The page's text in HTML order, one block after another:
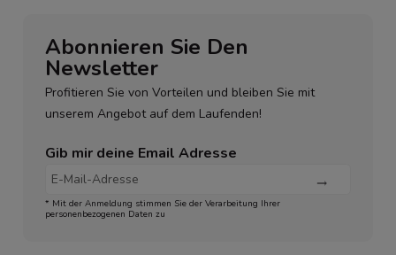
Abonnieren Sie Den
Newsletter
Profitieren Sie von Vorteilen und bleiben Sie mit
unserem Angebot auf dem Laufenden!
Gib mir deine Email Adresse
* Mit der Anmeldung stimmen Sie der Verarbeitung Ihrer
personenbezogenen Daten zu